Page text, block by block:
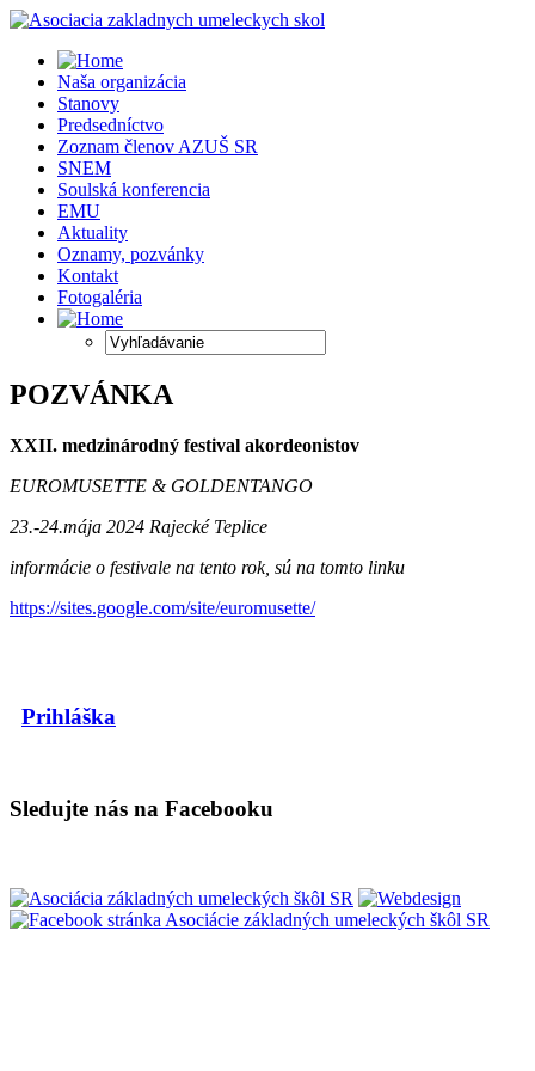
Naša organizácia
Stanovy
Predsedníctvo
Zoznam členov AZUŠ SR
SNEM
Soulská konferencia
EMU
Aktuality
Oznamy, pozvánky
Kontakt
Fotogaléria
POZVÁNKA
XXII. medzinárodný festival akordeonistov
EUROMUSETTE & GOLDENTANGO
23.-24.mája 2024 Rajecké Teplice
informácie o festivale na tento rok, sú na tomto linku
https://sites.google.com/site/euromusette/
Prihláška
Sledujte nás na Facebooku